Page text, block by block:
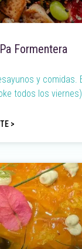
Formentera
y comidas.
todos los
>